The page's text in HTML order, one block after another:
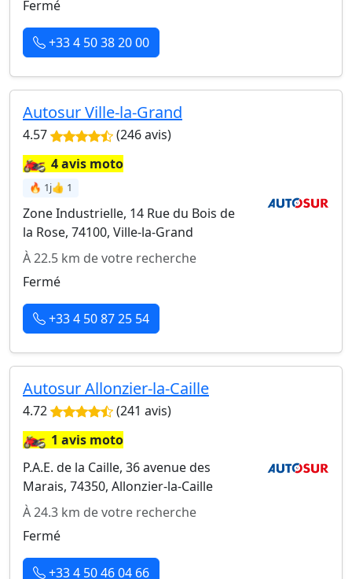
Fermé
+33 4 50 38 20 00
Autosur Ville-la-Grand
4.57 (246 avis)
🏍️4 avis moto
🔥 1j👍 1
Zone Industrielle, 14 Rue du Bois de
la Rose, 74100, Ville-la-Grand
À 22.5 km de votre recherche
Fermé
+33 4 50 87 25 54
Autosur Allonzier-la-Caille
4.72 (241 avis)
🏍️1 avis moto
P.A.E. de la Caille, 36 avenue des
Marais, 74350, Allonzier-la-Caille
À 24.3 km de votre recherche
Fermé
+33 4 50 46 04 66